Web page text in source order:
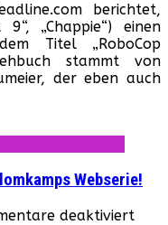
berichtet,
„Chappie“) einen
Titel „RoboCop
stammt von
der eben auch
Webserie!
deaktiviert